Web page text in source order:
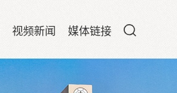
视频新闻 媒体链接